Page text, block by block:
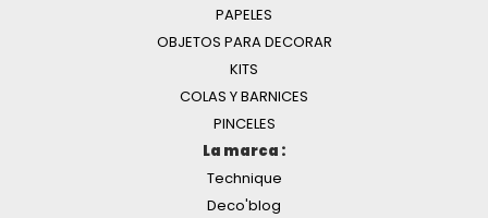
PAPELES
OBJETOS PARA DECORAR
KITS
COLAS Y BARNICES
PINCELES
La marca :
Technique
Deco'blog